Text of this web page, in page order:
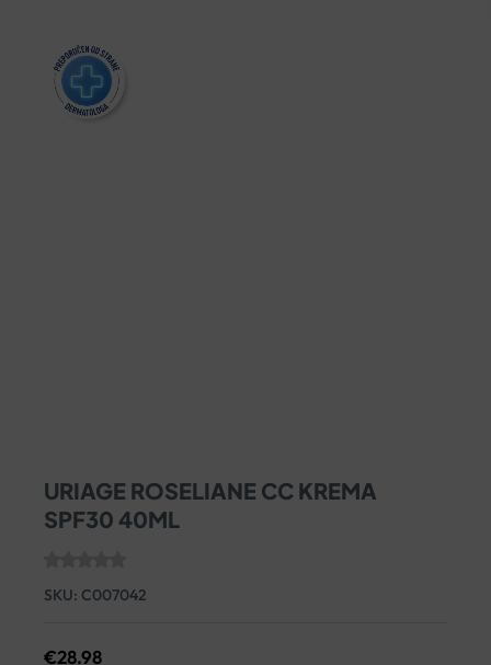
URIAGE ROSELIANE CC KREMA
SPF30 40ML
SKU: C007042
€28.98